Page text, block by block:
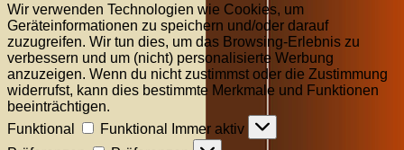
Wir verwenden Technologien wie Cookies, um
Geräteinformationen zu speichern und/oder darauf
zuzugreifen. Wir tun dies, um das Browsing-Erlebnis zu
verbessern und um (nicht) personalisierte Werbung
anzuzeigen. Wenn du nicht zustimmst oder die Zustimmung
widerrufst, kann dies bestimmte Merkmale und Funktionen
beeinträchtigen.
Funktional
Funktional
Immer aktiv